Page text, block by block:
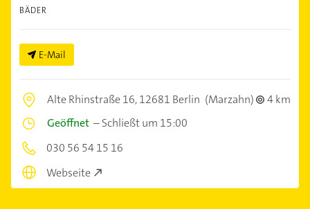
BÄDER
E-Mail
Alte Rhinstraße 16,12681 Berlin (Marzahn)
4 km
Geöffnet –Schließt um 15:00
030 56 54 15 16
Webseite